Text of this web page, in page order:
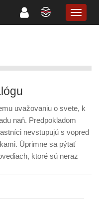
uvažovaniu o svete, k
naň. Predpokladom
nevstupujú s vopred
Úprimne sa pýtať
ktoré sú neraz